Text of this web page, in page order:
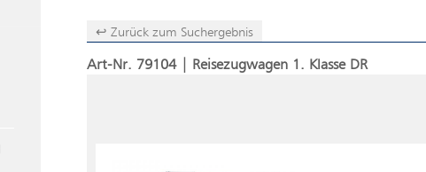
↩ Zurück zum Suchergebnis
Art-Nr. 79104 | Reisezugwagen 1. Klasse DR